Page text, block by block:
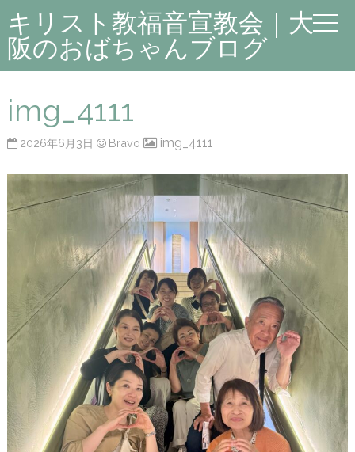
キリスト教福音宣教会｜大
阪のおばちゃんブログ
img_4111
2026年6月3日 Bravo img_4111